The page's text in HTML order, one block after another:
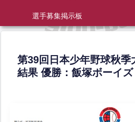
選手募集掲示板
第39回日本少年野球秋季
結果 優勝：飯塚ボーイズ